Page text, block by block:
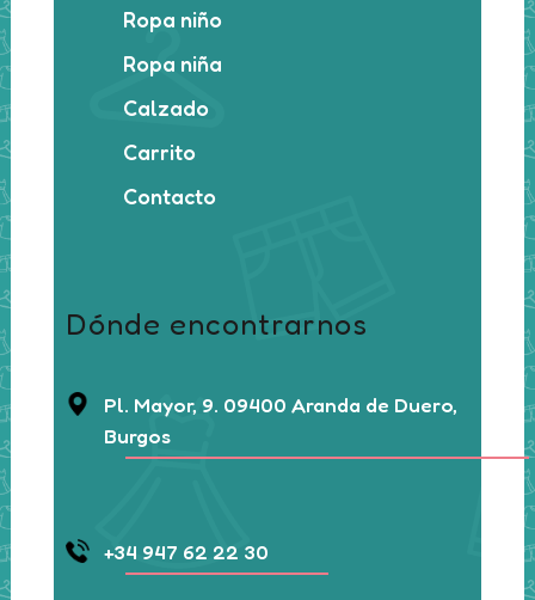
Ropa niño
Ropa niña
Calzado
Carrito
Contacto
Dónde encontrarnos
Pl. Mayor, 9. 09400 Aranda de Duero,
Burgos
+34 947 62 22 30